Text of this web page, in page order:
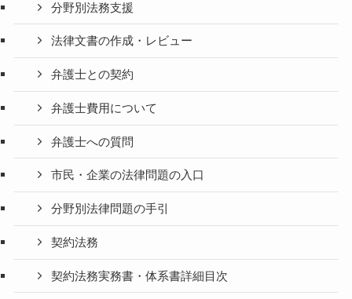
分野別法務支援
法律文書の作成・レビュー
弁護士との契約
弁護士費用について
弁護士への質問
市民・企業の法律問題の入口
分野別法律問題の手引
契約法務
契約法務実務書・体系書詳細目次